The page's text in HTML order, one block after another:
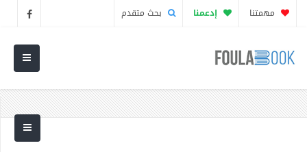
مهمتنا إدعمنا بحث متقدم